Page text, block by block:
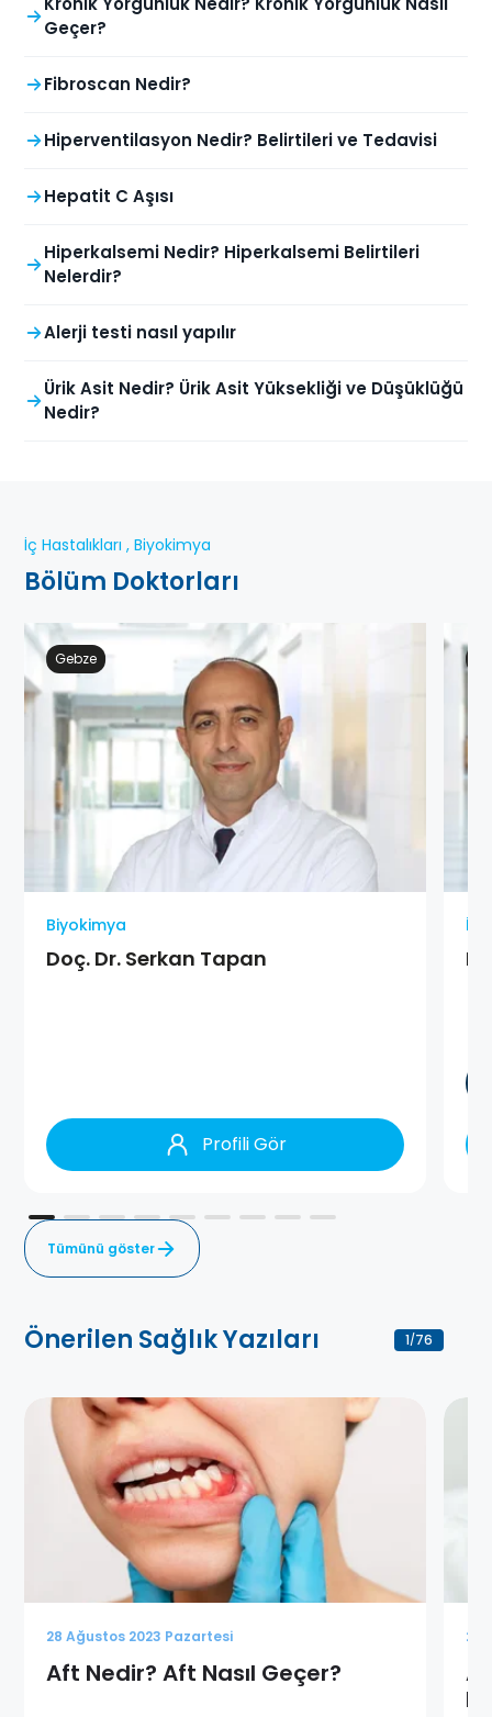
Geçer?
Fibroscan Nedir?
Hiperventilasyon Nedir? Belirtileri ve Tedavisi
Hepatit C Aşısı
Hiperkalsemi Nedir? Hiperkalsemi Belirtileri
Nelerdir?
Alerji testi nasıl yapılır
Ürik Asit Nedir? Ürik Asit Yüksekliği ve Düşüklüğü
Nedir?
İç Hastalıkları , Biyokimya
Bölüm Doktorları
Gebze
Biyokimya
Doç. Dr. Serkan Tapan
Profili Gör
İç
Tümünü göster
Önerilen Sağlık Yazıları 1/76
28 Ağustos 2023 Pazartesi
Aft Nedir? Aft Nasıl Geçer?
28